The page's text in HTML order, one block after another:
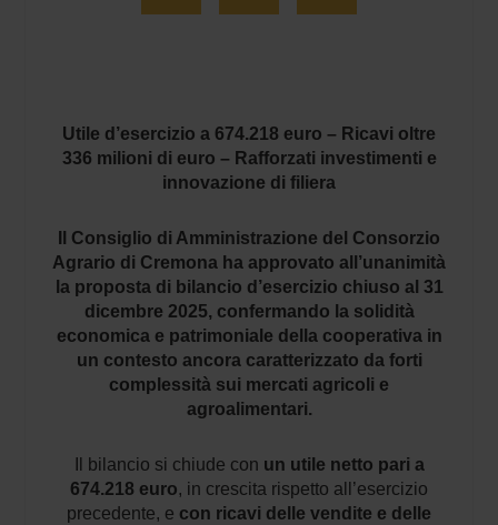
Utile d’esercizio a 674.218 euro – Ricavi oltre
336 milioni di euro – Rafforzati investimenti e
innovazione di filiera
Il Consiglio di Amministrazione del Consorzio
Agrario di Cremona ha approvato all’unanimità
la proposta di bilancio d’esercizio chiuso al 31
dicembre 2025, confermando la solidità
economica e patrimoniale della cooperativa in
un contesto ancora caratterizzato da forti
complessità sui mercati agricoli e
agroalimentari.
Il bilancio si chiude con un utile netto pari a
674.218 euro, in crescita rispetto all’esercizio
precedente, e con ricavi delle vendite e delle